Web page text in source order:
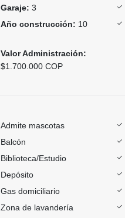
Garaje: 3
Año construcción: 10
Valor Administración:
$1.700.000 COP
Admite mascotas
Balcón
Biblioteca/Estudio
Depósito
Gas domiciliario
Zona de lavandería